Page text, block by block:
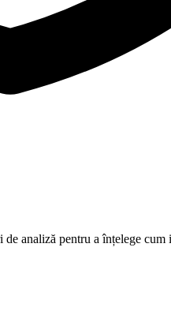
analiză pentru a înțelege